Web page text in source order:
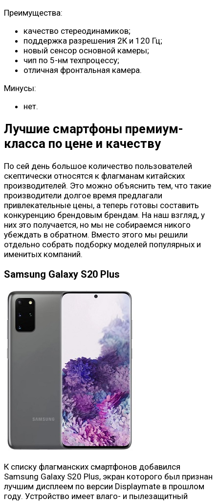
Преимущества:
качество стереодинамиков;
поддержка разрешения 2К и 120 Гц;
новый сенсор основной камеры;
чип по 5-нм техпроцессу;
отличная фронтальная камера.
Минусы:
нет.
Лучшие смартфоны премиум-
класса по цене и качеству
По сей день большое количество пользователей
скептически относятся к флагманам китайских
производителей. Это можно объяснить тем, что такие
производители долгое время предлагали
привлекательные цены, а теперь готовы составить
конкуренцию брендовым брендам. На наш взгляд, у
них это получается, но мы не собираемся никого
убеждать в обратном. Вместо этого мы решили
отдельно собрать подборку моделей популярных и
именитых компаний.
Samsung Galaxy S20 Plus
К списку флагманских смартфонов добавился
Samsung Galaxy S20 Plus, экран которого был признан
лучшим дисплеем по версии Displaymate в прошлом
году. Устройство имеет влаго- и пылезащитный